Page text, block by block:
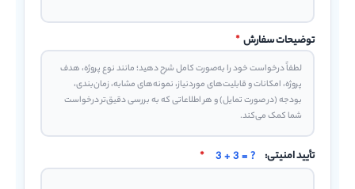
توضیحات سفارش *
تأیید امنیتی: 3 + 3 = ?
*